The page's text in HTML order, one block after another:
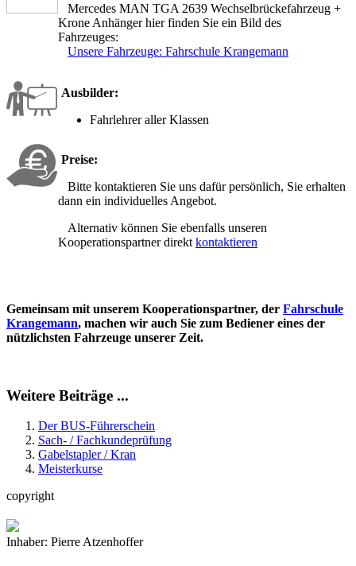
Mercedes MAN TGA 2639 Wechselbrückefahrzeug +
Krone Anhänger hier finden Sie ein Bild des
Fahrzeuges:
Unsere Fahrzeuge: Fahrschule Krangemann
Ausbilder:
Fahrlehrer aller Klassen
Preise:
Bitte kontaktieren Sie uns dafür persönlich, Sie erhalten
dann ein individuelles Angebot.
Alternativ können Sie ebenfalls unseren
Kooperationspartner direkt kontaktieren
Gemeinsam mit unserem Kooperationspartner, der Fahrschule
Krangemann, machen wir auch Sie zum Bediener eines der
nützlichsten Fahrzeuge unserer Zeit.
Weitere Beiträge ...
Der BUS-Führerschein
Sach- / Fachkundeprüfung
Gabelstapler / Kran
Meisterkurse
copyright
Inhaber: Pierre Atzenhoffer